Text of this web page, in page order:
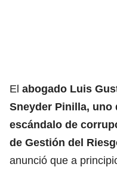
El abogado Luis
Sneyder Pinilla, uno
escándalo de
de Gestión del
anunció que a